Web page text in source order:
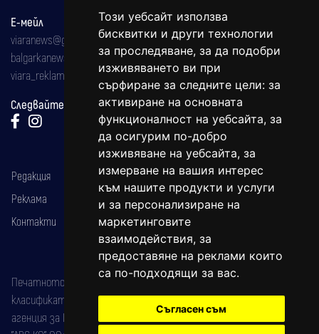
Този уебсайт използва
бисквитки и други технологии
за проследяване, за да подобри
изживяването ви при
сърфиране за следните цели: за
активиране на основната
функционалност на уебсайта, за
да осигурим по-добро
изживяване на уебсайта, за
измерване на вашия интерес
към нашите продукти и услуги
и за персонализиране на
маркетинговите
взаимодействия, за
предоставяне на реклами които
са по-подходящи за вас.
Съгласен съм
Е-мейл
viaranews@gmail.com
balgarkanews@gmail.com
viara_reklama@mail.bg
Следвайте ни:
Редакция
Реклама
Контакти
Печатното издание на вестника е регистрирано в националния
класификатор на печатните издания (Българска национална
агенция за ISSN) под номер: ISSN 1312-4722.